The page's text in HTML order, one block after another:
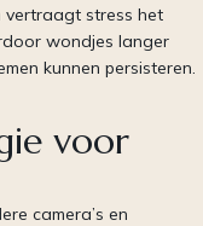
vertraagt stress het
wondjes langer
kunnen persisteren.
voor
camera’s en